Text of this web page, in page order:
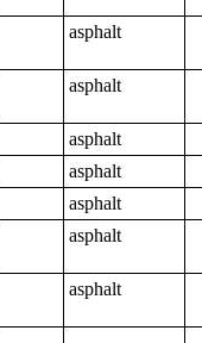
asphalt
asphalt
asphalt
asphalt
asphalt
asphalt
asphalt